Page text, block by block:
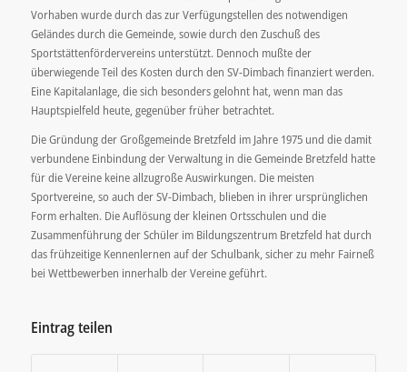
Vorhaben wurde durch das zur Verfügungstellen des notwendigen
Geländes durch die Gemeinde, sowie durch den Zuschuß des
Sportstättenfördervereins unterstützt. Dennoch mußte der
überwiegende Teil des Kosten durch den SV-Dimbach finanziert werden.
Eine Kapitalanlage, die sich besonders gelohnt hat, wenn man das
Hauptspielfeld heute, gegenüber früher betrachtet.
Die Gründung der Großgemeinde Bretzfeld im Jahre 1975 und die damit
verbundene Einbindung der Verwaltung in die Gemeinde Bretzfeld hatte
für die Vereine keine allzugroße Auswirkungen. Die meisten
Sportvereine, so auch der SV-Dimbach, blieben in ihrer ursprünglichen
Form erhalten. Die Auflösung der kleinen Ortsschulen und die
Zusammenführung der Schüler im Bildungszentrum Bretzfeld hat durch
das frühzeitige Kennenlernen auf der Schulbank, sicher zu mehr Fairneß
bei Wettbewerben innerhalb der Vereine geführt.
Eintrag teilen